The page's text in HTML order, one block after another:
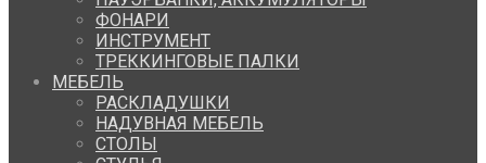
ФОНАРИ
ИНСТРУМЕНТ
ТРЕККИНГОВЫЕ ПАЛКИ
МЕБЕЛЬ
РАСКЛАДУШКИ
НАДУВНАЯ МЕБЕЛЬ
СТОЛЫ